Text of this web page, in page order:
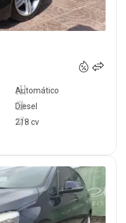
Automático
218 cv
Diesel